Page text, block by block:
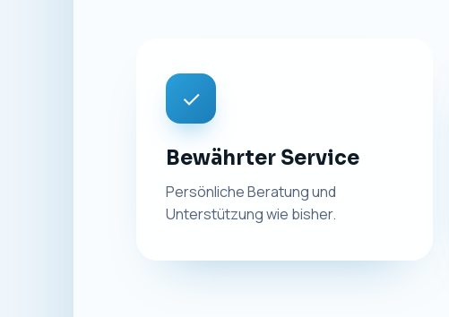
✓
Bewährter Service
Persönliche Beratung und
Unterstützung wie bisher.